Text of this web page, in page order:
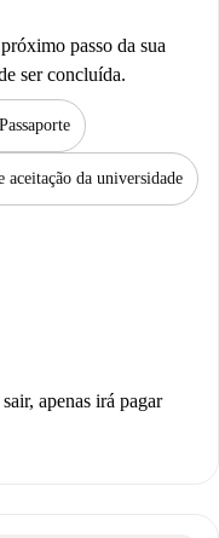
passo da sua
ser concluída.
Passaporte
aceitação da universidade
apenas irá pagar